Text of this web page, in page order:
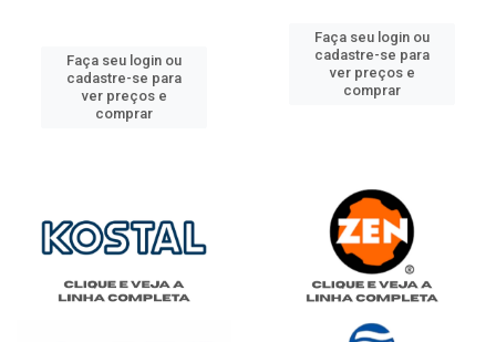
Faça seu login ou
cadastre-se para
ver preços e
comprar
Faça seu login ou
cadastre-se para
ver preços e
comprar